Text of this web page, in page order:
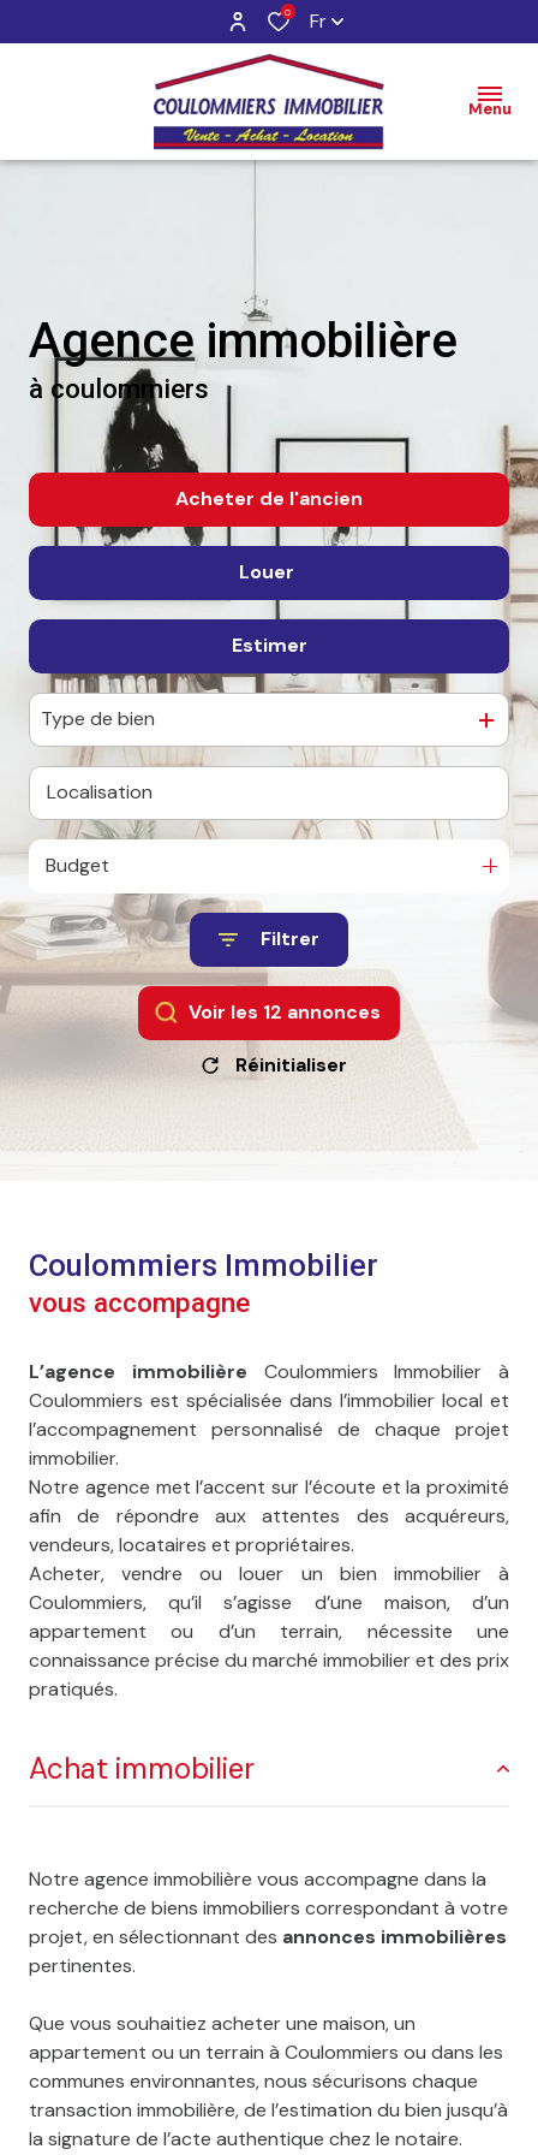
0 Fr
Menu
agence immobilière
à coulommiers
Acheter de l'ancien
Louer
En saisonnier
De l'immo pro
Estimer
Type de bien
Budget
Filtrer
Voir les 12 annonces
Réinitialiser
Coulommiers Immobilier
vous accompagne
L’agence immobilière Coulommiers Immobilier à
Coulommiers est spécialisée dans l’immobilier local et
l’accompagnement personnalisé de chaque projet
immobilier.
Notre agence met l’accent sur l’écoute et la proximité
afin de répondre aux attentes des acquéreurs,
vendeurs, locataires et propriétaires.
Acheter, vendre ou louer un bien immobilier à
Coulommiers, qu’il s’agisse d’une maison, d’un
appartement ou d’un terrain, nécessite une
connaissance précise du marché immobilier et des prix
pratiqués.
Achat immobilier
Notre agence immobilière vous accompagne dans la
recherche de biens immobiliers correspondant à votre
projet, en sélectionnant des annonces immobilières
pertinentes.
Que vous souhaitiez acheter une maison, un
appartement ou un terrain à Coulommiers ou dans les
communes environnantes, nous sécurisons chaque
transaction immobilière, de l’estimation du bien jusqu’à
la signature de l’acte authentique chez le notaire.